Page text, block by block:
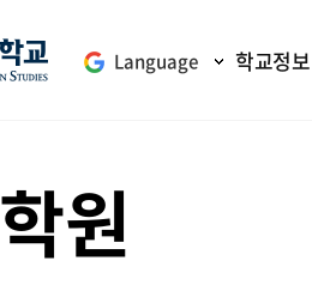
Language 학교정보
원